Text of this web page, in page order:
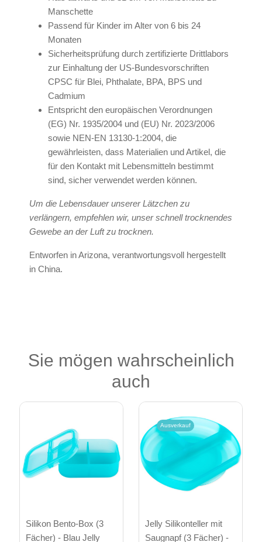
Manschette
Passend für Kinder im Alter von 6 bis 24
Monaten
Sicherheitsprüfung durch zertifizierte Drittlabors
zur Einhaltung der US-Bundesvorschriften
CPSC für Blei, Phthalate, BPA, BPS und
Cadmium
Entspricht den europäischen Verordnungen
(EG) Nr. 1935/2004 und (EU) Nr. 2023/2006
sowie NEN-EN 13130-1:2004, die
gewährleisten, dass Materialien und Artikel, die
für den Kontakt mit Lebensmitteln bestimmt
sind, sicher verwendet werden können.
Um die Lebensdauer unserer Lätzchen zu
verlängern, empfehlen wir, unser schnell trocknendes
Gewebe an der Luft zu trocknen.
Entworfen in Arizona, verantwortungsvoll hergestellt
in China.
Sie mögen wahrscheinlich
auch
Silikon Bento-Box (3
Fächer) - Blau Jelly
Ausverkauf
Jelly Silikonteller mit
Saugnapf (3 Fächer) -